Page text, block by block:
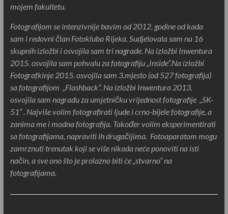
mojem fakultetu.
Fotografijom se intenzivnije bavim od 2012. godine od kada
sam i redovni član Fotokluba Rijeka. Sudjelovala sam na 16
skupnih izložbi i osvojila sam tri nagrade. Na izložbi Inwentura
2015. osvojila sam pohvalu za fotografiju „Inside“.Na izložbi
Fotografkinje 2015. osvojila sam 3.mjesto (od 527 fotografija)
sa fotografijom „Flashback“. Na izložbi Inwentura 2013.
osvojila sam nagradu za umjetničku vrijednost fotografije „SK-
51“ . Najviše volim fotografirati ljude i crno-bijele fotografije, a
zanima me i modna fotografija. Također volim eksperimentirati
sa fotografijama, napraviti ih drugačijima. Fotoaparatom mogu
zamrznuti trenutak koji se više nikada neće ponoviti na isti
način, a sve ono što je prolazno biti će „stvarno” na
fotografijama.